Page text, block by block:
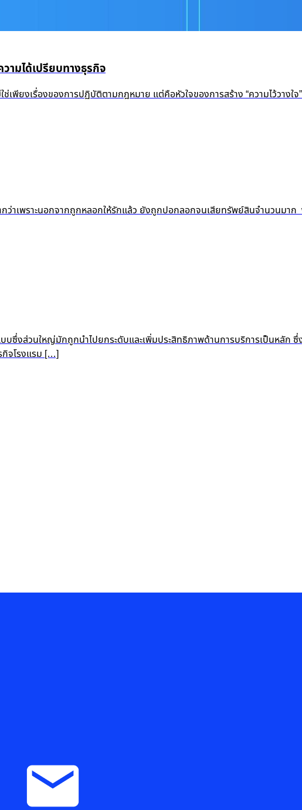
มได้เปรียบทางธุรกิจ
ยงเรื่องของการปฏิบัติตามกฎหมาย แต่คือหัวใจของการสร้าง “ความไว้ว
กว่าเพราะนอกจากถูกหลอกให้รักแล้ว ยังถูกปอกลอกจนเสียทรัพย์สินจำนวนมา
ซึ่งส่วนใหญ่มักถูกนำไปยกระดับและเพิ่มประสิทธิภาพด้านการบริการเป็นหลัก
กิจโรงแรม […]